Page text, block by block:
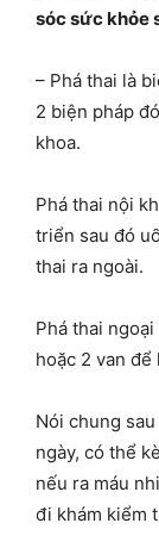
sóc sức khỏe
– Phá thai là
2 biện pháp
khoa.
Phá thai nội
triển sau đó
thai ra ngoài.
Phá thai
hoặc 2 van để
Nói chung
ngày, có thể
nếu ra máu
đi khám kiểm